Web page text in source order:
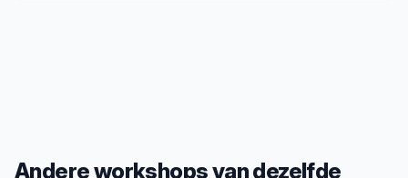
Andere workshops van dezelfde